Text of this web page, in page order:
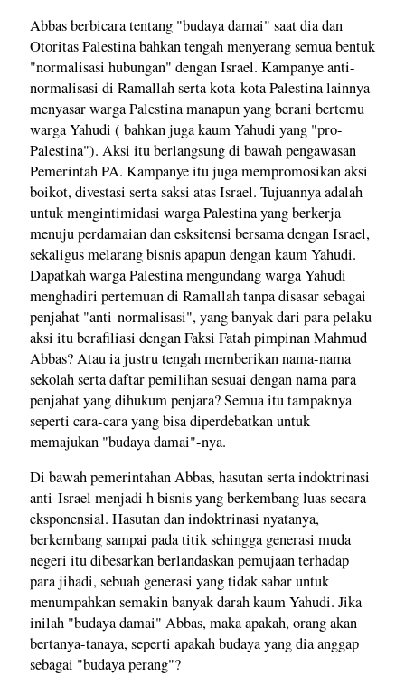
Abbas berbicara tentang "budaya damai" saat dia dan
Otoritas Palestina bahkan tengah menyerang semua bentuk
"normalisasi hubungan" dengan Israel. Kampanye anti-
normalisasi di Ramallah serta kota-kota Palestina lainnya
menyasar warga Palestina manapun yang berani bertemu
warga Yahudi ( bahkan juga kaum Yahudi yang "pro-
Palestina"). Aksi itu berlangsung di bawah pengawasan
Pemerintah PA. Kampanye itu juga mempromosikan aksi
boikot, divestasi serta saksi atas Israel. Tujuannya adalah
untuk mengintimidasi warga Palestina yang berkerja
menuju perdamaian dan esksitensi bersama dengan Israel,
sekaligus melarang bisnis apapun dengan kaum Yahudi.
Dapatkah warga Palestina mengundang warga Yahudi
menghadiri pertemuan di Ramallah tanpa disasar sebagai
penjahat "anti-normalisasi", yang banyak dari para pelaku
aksi itu berafiliasi dengan Faksi Fatah pimpinan Mahmud
Abbas? Atau ia justru tengah memberikan nama-nama
sekolah serta daftar pemilihan sesuai dengan nama para
penjahat yang dihukum penjara? Semua itu tampaknya
seperti cara-cara yang bisa diperdebatkan untuk
memajukan "budaya damai"-nya.
Di bawah pemerintahan Abbas, hasutan serta indoktrinasi
anti-Israel menjadi h bisnis yang berkembang luas secara
eksponensial. Hasutan dan indoktrinasi nyatanya,
berkembang sampai pada titik sehingga generasi muda
negeri itu dibesarkan berlandaskan pemujaan terhadap
para jihadi, sebuah generasi yang tidak sabar untuk
menumpahkan semakin banyak darah kaum Yahudi. Jika
inilah "budaya damai" Abbas, maka apakah, orang akan
bertanya-tanaya, seperti apakah budaya yang dia anggap
sebagai "budaya perang"?